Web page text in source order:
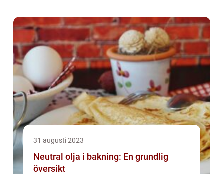
glykos bakning, presentera olika typer av
glykos bak...
31 augusti 2023
Neutral olja i bakning: En grundlig
översikt